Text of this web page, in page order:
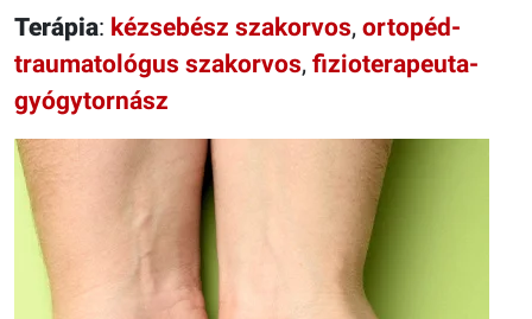
Terápia: kézsebész szakorvos, ortopéd-
traumatológus szakorvos, fizioterapeuta-
gyógytornász